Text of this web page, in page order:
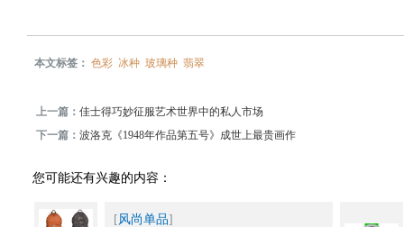
本文标签：色彩 冰种 玻璃种 翡翠
上一篇：佳士得巧妙征服艺术世界中的私人市场
下一篇：波洛克《1948年作品第五号》成世上最贵画作
您可能还有兴趣的内容：
[风尚单品]